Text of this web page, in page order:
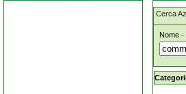
Cerca
Nome -
monti